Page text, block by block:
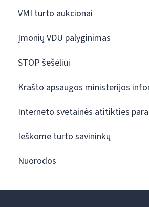
VMI turto aukcionai
Įmonių VDU palyginimas
STOP šešėliui
Krašto apsaugos ministerijos
Interneto svetainės atitikties
Ieškome turto savininkų
Nuorodos